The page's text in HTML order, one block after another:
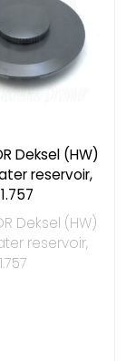
Deksel (HW)
reservoir,
Deksel (HW)
reservoir,